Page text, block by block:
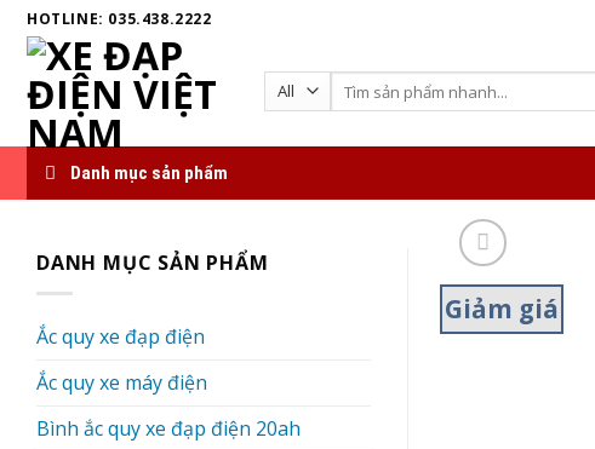
Skip
content
HOTLINE: 035.438.2222
Search
for:
Danh mục sản phẩm
DANH MỤC SẢN PHẨM
Ắc quy xe đạp điện
Ắc quy xe máy điện
Bình ắc quy xe đạp điện 20ah
Giảm giá